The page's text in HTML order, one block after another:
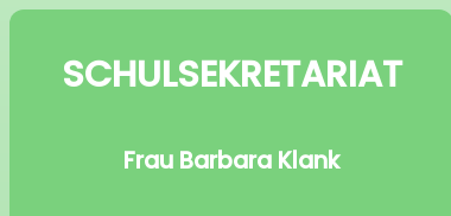
SCHULSEKRETARIAT
Frau Barbara Klank